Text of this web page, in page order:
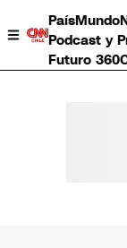
PaísMundo
Podcast y
Futuro 360